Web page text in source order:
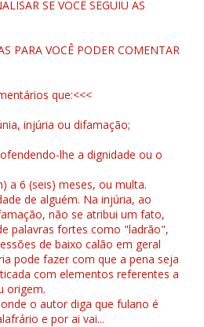
SE VOCÊ SEGUIU AS
PARA VOCÊ PODER COMENTAR
que:<<<
injúria ou difamação;
lhe a dignidade ou o
a 6 (seis) meses, ou multa.
de alguém. Na injúria, ao
não se atribui um fato,
palavras fortes como "ladrão",
de baixo calão em geral
pode fazer com que a pena seja
com elementos referentes a
origem.
o autor diga que fulano é
e por ai vai...